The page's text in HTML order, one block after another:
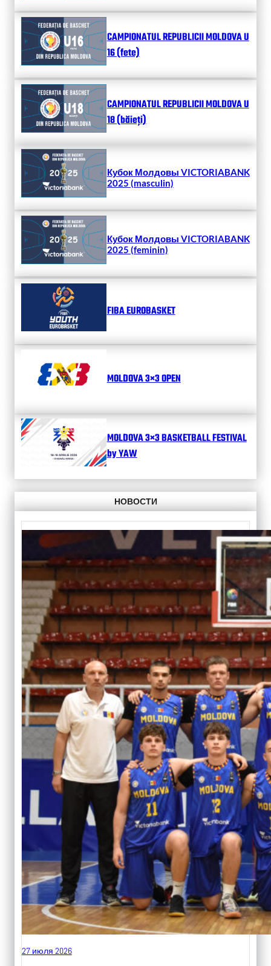
CAMPIONATUL REPUBLICII MOLDOVA U
16 (fete)
CAMPIONATUL REPUBLICII MOLDOVA U
18 (băieți)
Кубок Молдовы VICTORIABANK
2025 (masculin)
Кубок Молдовы VICTORIABANK
2025 (feminin)
FIBA EUROBASKET
MOLDOVA 3×3 OPEN
MOLDOVA 3×3 BASKETBALL FESTIVAL
by YAW
НОВОСТИ
27 июля 2026